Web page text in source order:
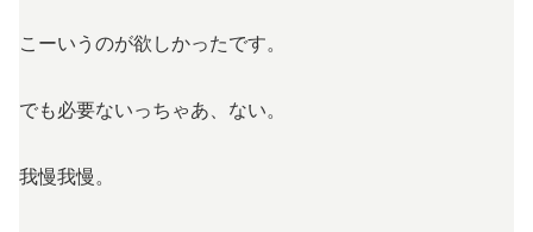
こーいうのが欲しかったです。
でも必要ないっちゃあ、ない。
我慢我慢。